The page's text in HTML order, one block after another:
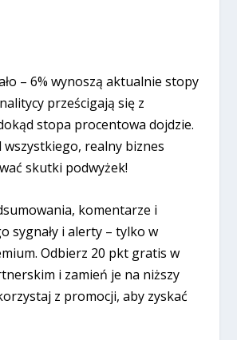
– 6% wynoszą aktualnie stopy
prześcigają się z
stopa procentowa dojdzie.
wszystkiego, realny biznes
skutki podwyżek!
komentarze i
sygnały i alerty – tylko w
Odbierz 20 pkt gratis w
i zamień je na niższy
z promocji, aby zyskać